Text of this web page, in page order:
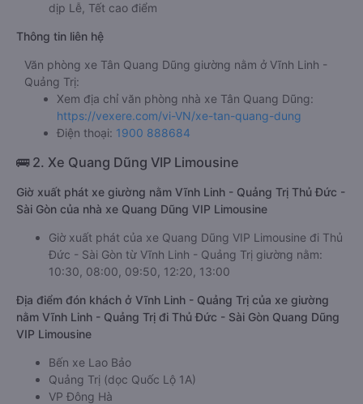
dịp Lễ, Tết cao điểm
Thông tin liên hệ
Văn phòng xe Tân Quang Dũng giường nằm ở Vĩnh Linh -
Quảng Trị:
Xem địa chỉ văn phòng nhà xe Tân Quang Dũng:
https://vexere.com/vi-VN/xe-tan-quang-dung
Điện thoại: 1900 888684
🚌 2. Xe Quang Dũng VIP Limousine
Giờ xuất phát xe giường nằm Vĩnh Linh - Quảng Trị Thủ Đức -
Sài Gòn của nhà xe Quang Dũng VIP Limousine
Giờ xuất phát của xe Quang Dũng VIP Limousine đi Thủ
Đức - Sài Gòn từ Vĩnh Linh - Quảng Trị giường nằm:
10:30, 08:00, 09:50, 12:20, 13:00
Địa điểm đón khách ở Vĩnh Linh - Quảng Trị của xe giường
nằm Vĩnh Linh - Quảng Trị đi Thủ Đức - Sài Gòn Quang Dũng
VIP Limousine
Bến xe Lao Bảo
Quảng Trị (dọc Quốc Lộ 1A)
VP Đông Hà